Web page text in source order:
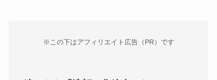
※この下はアフィリエイト広告（PR）です